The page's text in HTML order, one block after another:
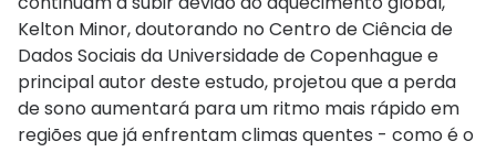
Kelton Minor, doutorando no Centro de Ciência de
Dados Sociais da Universidade de Copenhague e
principal autor deste estudo, projetou que a perda
de sono aumentará para um ritmo mais rápido em
regiões que já enfrentam climas quentes - como é o